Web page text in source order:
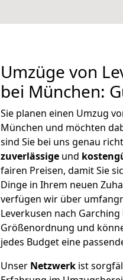
Umzüge von
bei München:
Sie planen einen Umzug
München und möchten
sind Sie bei uns genau
zuverlässige und
fairen Preisen, damit Sie
Dinge in Ihrem neuen
verfügen wir über
Leverkusen nach
Größenordnung und
jedes Budget eine
Unser Netzwerk ist